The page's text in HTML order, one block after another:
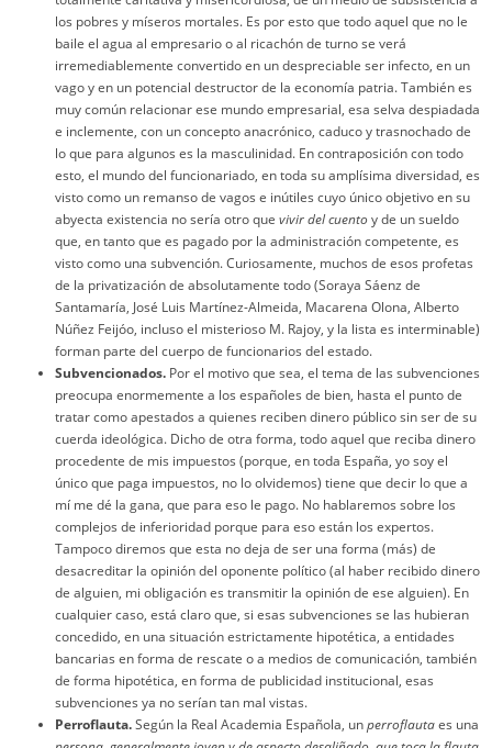
los pobres y míseros mortales. Es por esto que todo aquel que no le
baile el agua al empresario o al ricachón de turno se verá
irremediablemente convertido en un despreciable ser infecto, en un
vago y en un potencial destructor de la economía patria. También es
muy común relacionar ese mundo empresarial, esa selva despiadada
e inclemente, con un concepto anacrónico, caduco y trasnochado de
lo que para algunos es la masculinidad. En contraposición con todo
esto, el mundo del funcionariado, en toda su amplísima diversidad, es
visto como un remanso de vagos e inútiles cuyo único objetivo en su
abyecta existencia no sería otro que vivir del cuentoy de un sueldo
que, en tanto que es pagado por la administración competente, es
visto como una subvención. Curiosamente, muchos de esos profetas
de la privatización de absolutamente todo (Soraya Sáenz de
Santamaría, José Luis Martínez-Almeida, Macarena Olona, Alberto
Núñez Feijóo, incluso el misterioso M. Rajoy, y la lista es interminable)
forman parte del cuerpo de funcionarios del estado.
Subvencionados. Por el motivo que sea, el tema de las subvenciones
preocupa enormemente a los españoles de bien, hasta el punto de
tratar como apestados a quienes reciben dinero público sin ser de su
cuerda ideológica. Dicho de otra forma, todo aquel que reciba dinero
procedente de mis impuestos (porque, en toda España, yo soy el
único que paga impuestos, no lo olvidemos) tiene que decir lo que a
mí me dé la gana, que para eso le pago. No hablaremos sobre los
complejos de inferioridad porque para eso están los expertos.
Tampoco diremos que esta no deja de ser una forma (más) de
desacreditar la opinión del oponente político (al haber recibido dinero
de alguien, mi obligación es transmitir la opinión de ese alguien). En
cualquier caso, está claro que, si esas subvenciones se las hubieran
concedido, en una situación estrictamente hipotética, a entidades
bancarias en forma de rescate o a medios de comunicación, también
de forma hipotética, en forma de publicidad institucional, esas
subvenciones ya no serían tan mal vistas.
Perroflauta.Según la Real Academia Española, unperroflautaes una